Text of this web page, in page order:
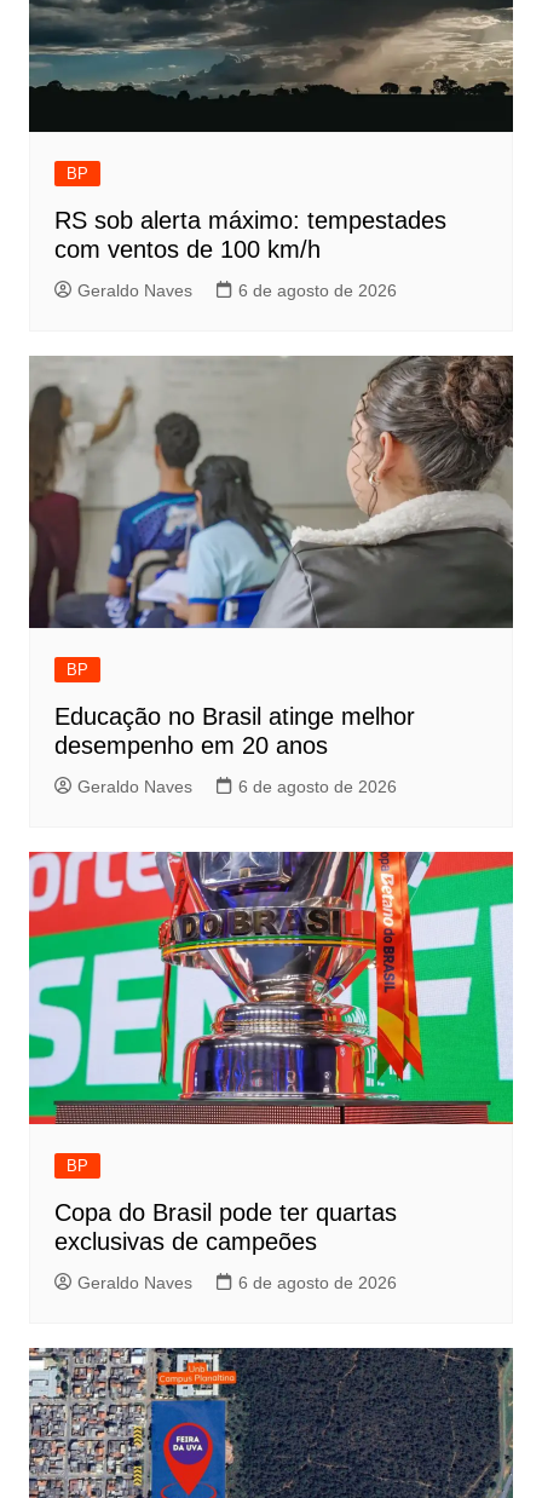
BP
RS sob alerta máximo: tempestades
com ventos de 100 km/h
Geraldo Naves 6 de agosto de 2026
BP
Educação no Brasil atinge melhor
desempenho em 20 anos
Geraldo Naves 6 de agosto de 2026
BP
Copa do Brasil pode ter quartas
exclusivas de campeões
Geraldo Naves 6 de agosto de 2026